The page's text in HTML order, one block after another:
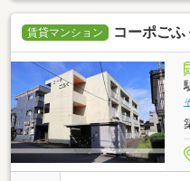
賃貸マンション コーポごふ